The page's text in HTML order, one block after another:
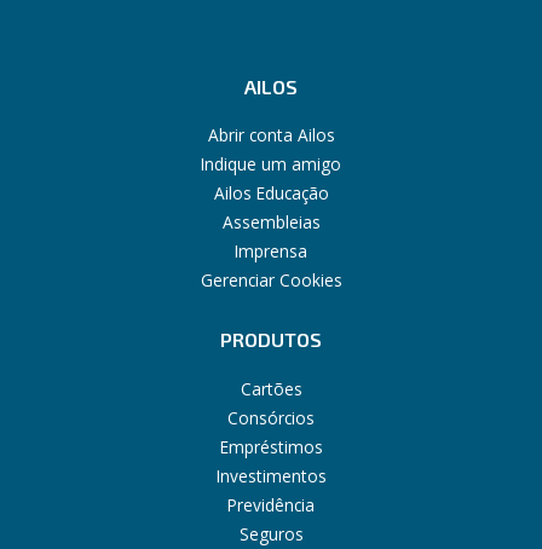
AILOS
Abrir conta Ailos
Indique um amigo
Ailos Educação
Assembleias
Imprensa
Gerenciar Cookies
PRODUTOS
Cartões
Consórcios
Empréstimos
Investimentos
Previdência
Seguros